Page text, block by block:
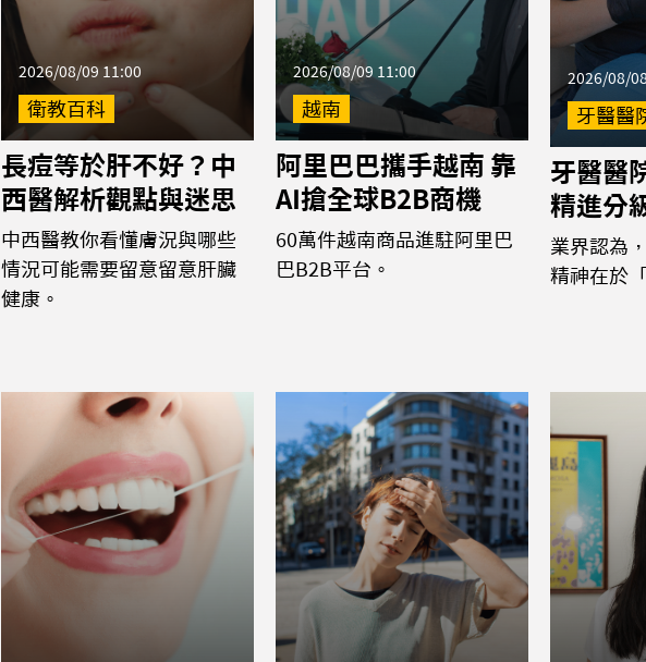
2026/08/09 11:00
衛教百科
長痘等於肝不好？中
西醫解析觀點與迷思
中西醫教你看懂膚況與哪些
情況可能需要留意留意肝臟
健康。
2026/08/09 11:00
越南
阿里巴巴攜手越南 靠
AI搶全球B2B商機
60萬件越南商品進駐阿里巴
巴B2B平台。
2026/08/
牙醫醫
牙醫醫
精進分
業界認為
精神在於